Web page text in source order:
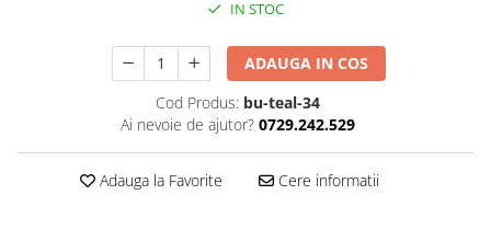
IN STOC
ADAUGA IN COS
Cod Produs: bu-teal-34
Ai nevoie de ajutor? 0729.242.529
Adauga la Favorite Cere informatii